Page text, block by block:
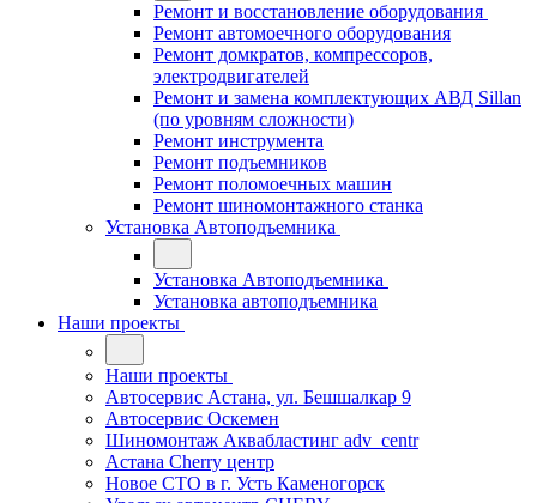
Ремонт и восстановление оборудования
Ремонт автомоечного оборудования
Ремонт домкратов, компрессоров,
электродвигателей
Ремонт и замена комплектующих АВД Sillan
(по уровням сложности)
Ремонт инструмента
Ремонт подъемников
Ремонт поломоечных машин
Ремонт шиномонтажного станка
Установка Автоподъемника
Установка Автоподъемника
Установка автоподъемника
Наши проекты
Наши проекты
Автосервис Астана, ул. Бешшалкар 9
Автосервис Оскемен
Шиномонтаж Аквабластинг adv_centr
Астана Cherry центр
Новое СТО в г. Усть Каменогорск